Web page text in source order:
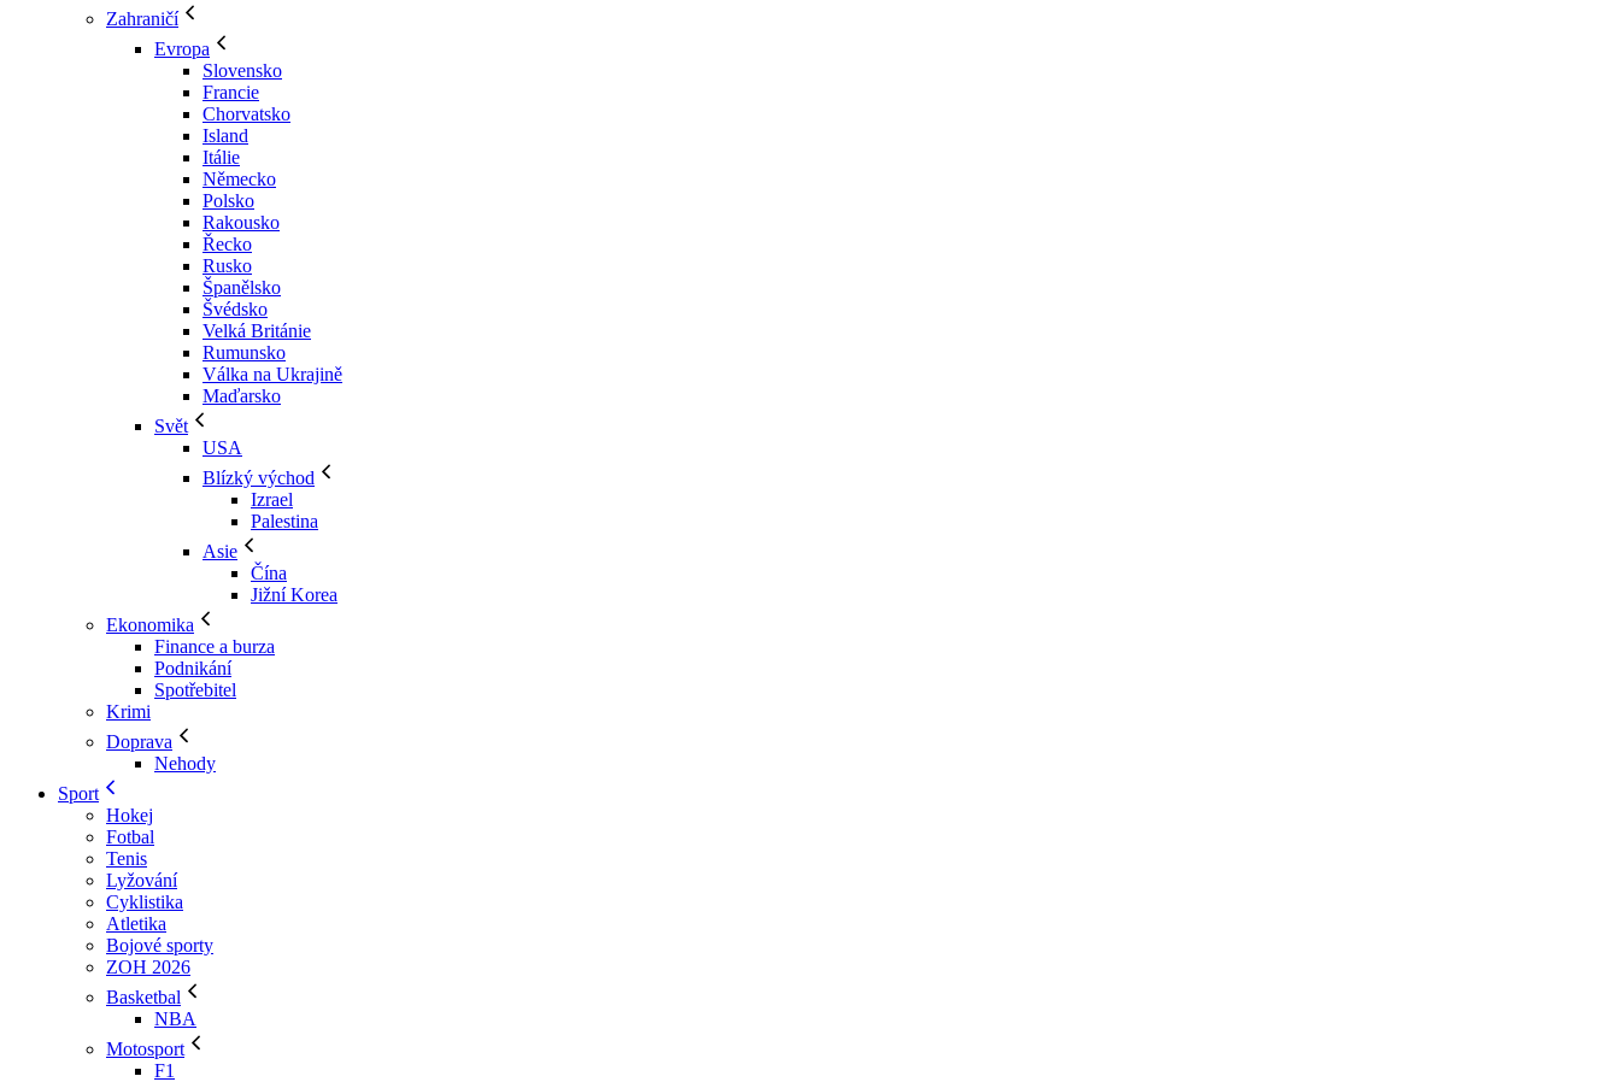
Zahraničí
Evropa
Slovensko
Francie
Chorvatsko
Island
Itálie
Německo
Polsko
Rakousko
Řecko
Rusko
Španělsko
Švédsko
Velká Británie
Rumunsko
Válka na Ukrajině
Maďarsko
Svět
USA
Blízký východ
Izrael
Palestina
Asie
Čína
Jižní Korea
Ekonomika
Finance a burza
Podnikání
Spotřebitel
Krimi
Doprava
Nehody
Sport
Hokej
Fotbal
Tenis
Lyžování
Cyklistika
Atletika
Bojové sporty
ZOH 2026
Basketbal
NBA
Motosport
F1